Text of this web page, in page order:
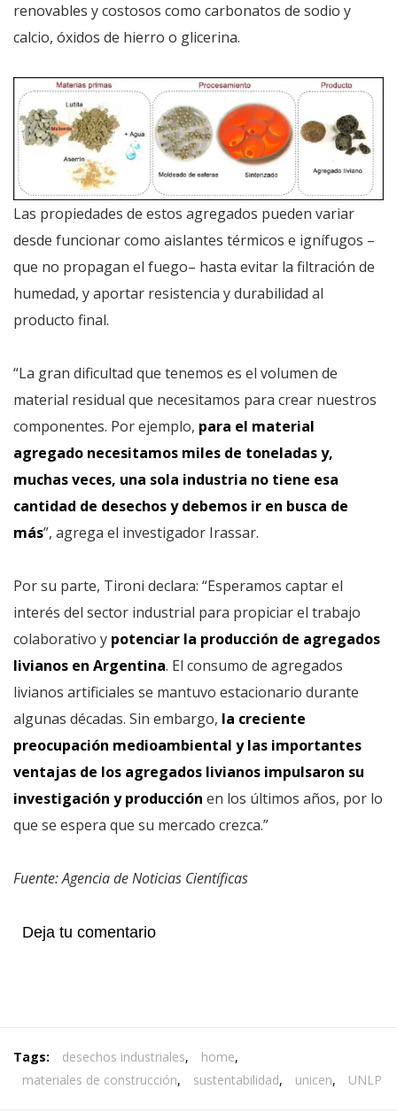
renovables y costosos como carbonatos de sodio y
calcio, óxidos de hierro o glicerina.
Las propiedades de estos agregados pueden variar
desde funcionar como aislantes térmicos e ignífugos –
que no propagan el fuego– hasta evitar la filtración de
humedad, y aportar resistencia y durabilidad al
producto final.
“La gran dificultad que tenemos es el volumen de
material residual que necesitamos para crear nuestros
componentes. Por ejemplo, para el material
agregado necesitamos miles de toneladas y,
muchas veces, una sola industria no tiene esa
cantidad de desechos y debemos ir en busca de
más”, agrega el investigador Irassar.
Por su parte, Tironi declara: “Esperamos captar el
interés del sector industrial para propiciar el trabajo
colaborativo y potenciar la producción de agregados
livianos en Argentina. El consumo de agregados
livianos artificiales se mantuvo estacionario durante
algunas décadas. Sin embargo, la creciente
preocupación medioambiental y las importantes
ventajas de los agregados livianos impulsaron su
investigación y producción en los últimos años, por lo
que se espera que su mercado crezca.”
Fuente: Agencia de Noticias Científicas
Deja tu comentario
Tags: desechos industriales, home,
materiales de construcción, sustentabilidad, unicen, UNLP